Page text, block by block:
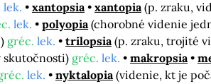
lek. xantopsia xantopia (p. zraku,
lek. polyopia (chorobné videnie
gréc. lek. trilopsia (p. zraku, trojité
skutočnosti) gréc. lek. makropsia
lek. nyktalopia (videnie, kt je